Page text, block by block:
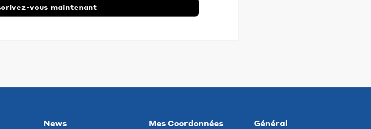
vous maintenant
News Mes Coordonnées Général